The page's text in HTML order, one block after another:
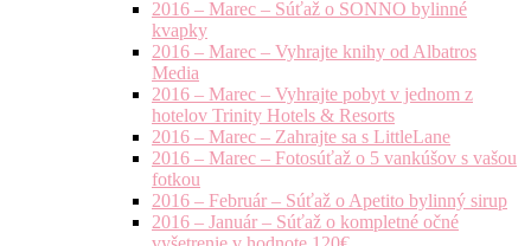
2016 – Marec – Súťaž o SONNO bylinné
kvapky
2016 – Marec – Vyhrajte knihy od Albatros
Media
2016 – Marec – Vyhrajte pobyt v jednom z
hotelov Trinity Hotels & Resorts
2016 – Marec – Zahrajte sa s LittleLane
2016 – Marec – Fotosúťaž o 5 vankúšov s vašou
fotkou
2016 – Február – Súťaž o Apetito bylinný sirup
2016 – Január – Súťaž o kompletné očné